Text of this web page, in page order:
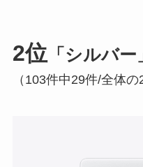
2位 「シルバー
（103件中29件/全体の